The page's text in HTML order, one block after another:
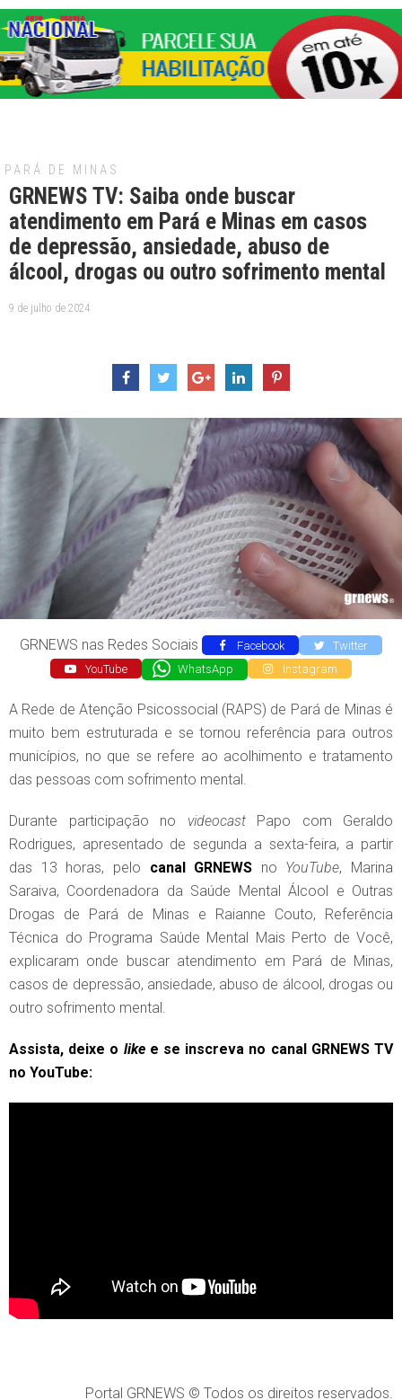
PARÁ DE MINAS
GRNEWS TV: Saiba onde buscar
atendimento em Pará e Minas em casos
de depressão, ansiedade, abuso de
álcool, drogas ou outro sofrimento mental
9 de julho de 2024
GRNEWS nas Redes Sociais Facebook
Twitter
YouTube
WhatsApp Instagram
A Rede de Atenção Psicossocial (RAPS) de Pará de Minas é
muito bem estruturada e se tornou referência para outros
municípios, no que se refere ao acolhimento e tratamento
das pessoas com sofrimento mental.
Durante participação no videocastPapo com Geraldo
Rodrigues, apresentado de segunda a sexta-feira, a partir
das 13 horas, pelo canal GRNEWS no YouTube, Marina
Saraiva, Coordenadora da Saúde Mental Álcool e Outras
Drogas de Pará de Minas e Raianne Couto, Referência
Técnica do Programa Saúde Mental Mais Perto de Você,
explicaram onde buscar atendimento em Pará de Minas,
casos de depressão, ansiedade, abuso de álcool, drogas ou
outro sofrimento mental.
Assista, deixe o likee se inscreva no canal GRNEWS TV
no YouTube:
Portal GRNEWS © Todos os direitos reservados.